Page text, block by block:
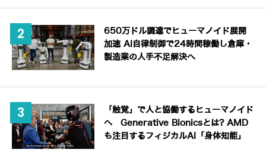
650万ドル調達でヒューマノイド展開
加速 AI自律制御で24時間稼働し倉庫・
製造業の人手不足解決へ
「触覚」で人と協働するヒューマノイド
へ Generative Bionicsとは? AMD
も注目するフィジカルAI「身体知能」